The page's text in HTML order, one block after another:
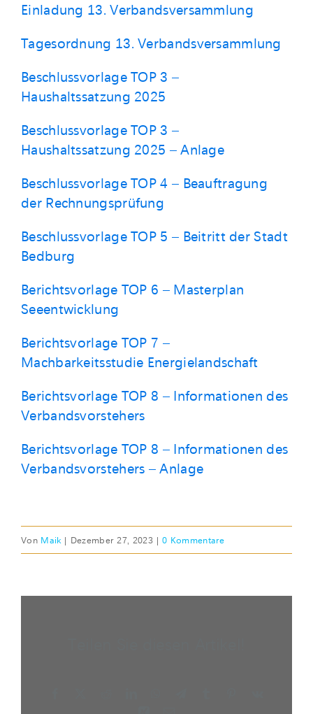
Einladung 13. Verbandsversammlung
Tagesordnung 13. Verbandsversammlung
Beschlussvorlage TOP 3 –
Haushaltssatzung 2025
Beschlussvorlage TOP 3 –
Haushaltssatzung 2025 – Anlage
Beschlussvorlage TOP 4 – Beauftragung
der Rechnungsprüfung
Beschlussvorlage TOP 5 – Beitritt der Stadt
Bedburg
Berichtsvorlage TOP 6 – Masterplan
Seeentwicklung
Berichtsvorlage TOP 7 –
Machbarkeitsstudie Energielandschaft
Berichtsvorlage TOP 8 – Informationen des
Verbandsvorstehers
Berichtsvorlage TOP 8 – Informationen des
Verbandsvorstehers – Anlage
Von Maik | Dezember 27, 2023 | 0 Kommentare